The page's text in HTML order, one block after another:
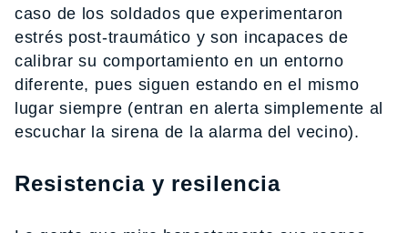
caso de los soldados que experimentaron
estrés post-traumático y son incapaces de
calibrar su comportamiento en un entorno
diferente, pues siguen estando en el mismo
lugar siempre (entran en alerta simplemente al
escuchar la sirena de la alarma del vecino).
Resistencia y resilencia